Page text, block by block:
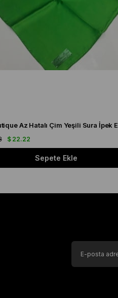
$ 22.22
Sepete Ekle